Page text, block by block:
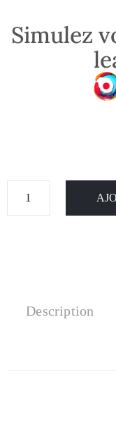
Simulez
Description